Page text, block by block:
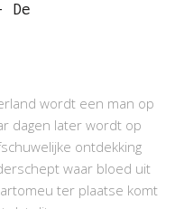
De
wordt een man op
dagen later wordt op
ontdekking
waar bloed uit
ter plaatse komt